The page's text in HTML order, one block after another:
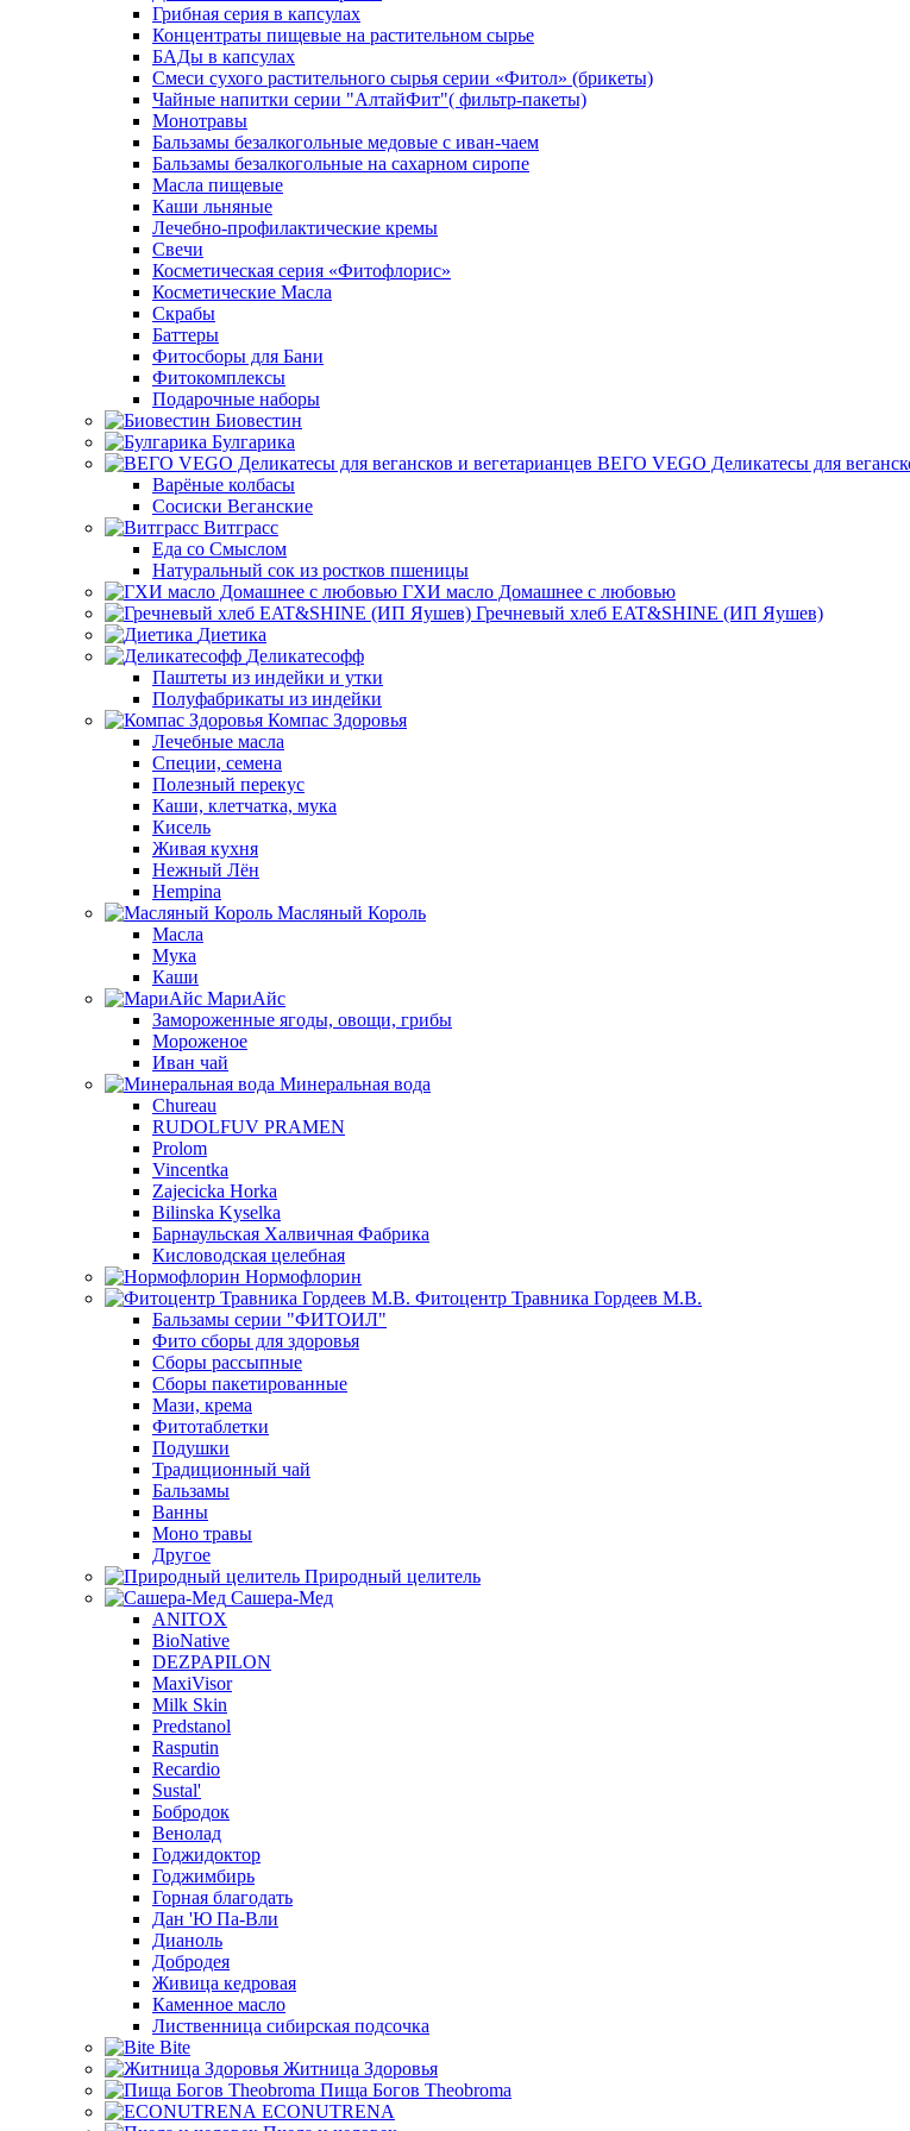
Грибная серия в капсулах
Концентраты пищевые на растительном сырье
БАДы в капсулах
Смеси сухого растительного сырья серии «Фитол» (брикеты)
Чайные напитки серии "АлтайФит"( фильтр-пакеты)
Монотравы
Бальзамы безалкогольные медовые с иван-чаем
Бальзамы безалкогольные на сахарном сиропе
Масла пищевые
Каши льняные
Лечебно-профилактические кремы
Свечи
Косметическая серия «Фитофлорис»
Косметические Масла
Скрабы
Баттеры
Фитосборы для Бани
Фитокомплексы
Подарочные наборы
Биовестин
Булгарика
ВЕГО VEGO Деликатесы для
Варёные колбасы
Сосиски Веганские
Витграсс
Еда со Смыслом
Натуральный сок из ростков пшеницы
ГХИ масло Домашнее с любовью
Гречневый хлеб EAT&SHINE (ИП Яушев)
Диетика
Деликатесофф
Паштеты из индейки и утки
Полуфабрикаты из индейки
Компас Здоровья
Лечебные масла
Специи, семена
Полезный перекус
Каши, клетчатка, мука
Кисель
Живая кухня
Нежный Лён
Hempina
Масляный Король
Масла
Мука
Каши
МариАйс
Замороженные ягоды, овощи, грибы
Мороженое
Иван чай
Минеральная вода
Chureau
RUDOLFUV PRAMEN
Prolom
Vincentka
Zajecicka Horka
Bilinska Kyselka
Барнаульская Халвичная Фабрика
Кисловодская целебная
Нормофлорин
Фитоцентр Травника Гордеев М.В.
Бальзамы серии "ФИТОИЛ"
Фито сборы для здоровья
Сборы рассыпные
Сборы пакетированные
Мази, крема
Фитотаблетки
Подушки
Традиционный чай
Бальзамы
Ванны
Моно травы
Другое
Природный целитель
Сашера-Мед
ANITOX
BioNative
DEZPAPILON
MaxiVisor
Milk Skin
Predstanol
Rasputin
Recardio
Sustal'
Бобродок
Венолад
Годжидоктор
Годжимбирь
Горная благодать
Дан 'Ю Па-Вли
Дианоль
Добродея
Живица кедровая
Каменное масло
Лиственница сибирская подсочка
Bite
Житница Здоровья
Пища Богов Theobroma
ECONUTRENA